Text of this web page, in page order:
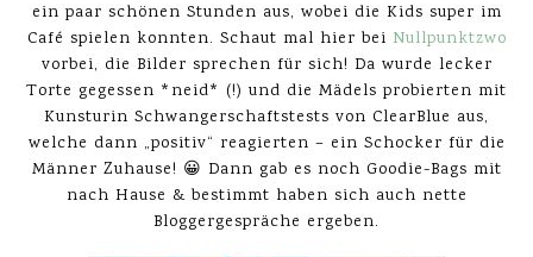
ein paar schönen Stunden aus, wobei die Kids super im
Café spielen konnten. Schaut mal hier bei Nullpunktzwo
vorbei, die Bilder sprechen für sich! Da wurde lecker
Torte gegessen *neid* (!) und die Mädels probierten mit
Kunsturin Schwangerschaftstests von ClearBlue aus,
welche dann „positiv“ reagierten – ein Schocker für die
Männer Zuhause! 😀 Dann gab es noch Goodie-Bags mit
nach Hause & bestimmt haben sich auch nette
Bloggergespräche ergeben.